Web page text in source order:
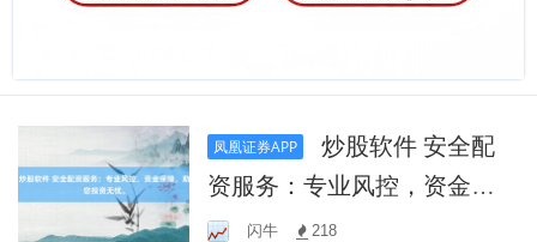
凤凰证券APP
炒股软件 安全配
资服务：专业风控，资金保
障，助您投资无忧。
闪牛 218